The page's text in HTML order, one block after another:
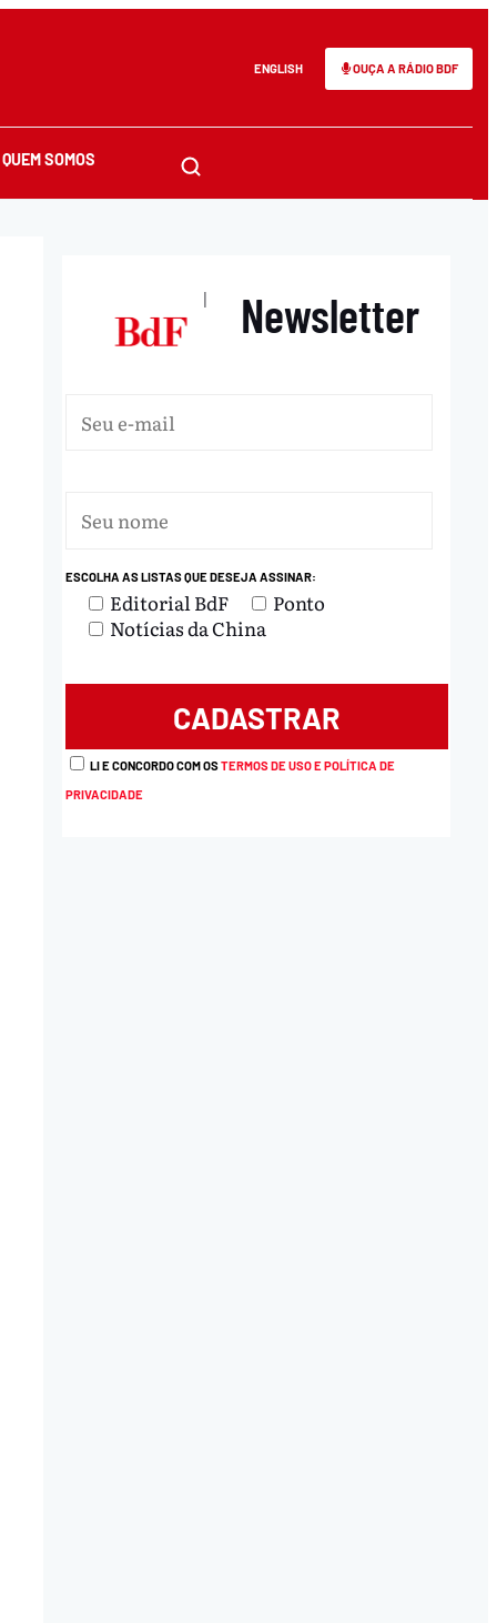
ENGLISH OUÇA A RÁDIO BDF
QUEM SOMOS
| Newsletter
ESCOLHA AS LISTAS QUE DESEJA ASSINAR:
Editorial BdF
Ponto
Notícias da China
LI E CONCORDO COM OSTERMOS DE USO E POLÍTICA DE
PRIVACIDADE